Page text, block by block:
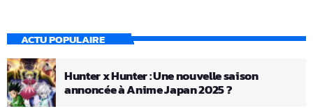
ACTU POPULAIRE
Hunter x Hunter : Une nouvelle saison
annoncée à Anime Japan 2025 ?